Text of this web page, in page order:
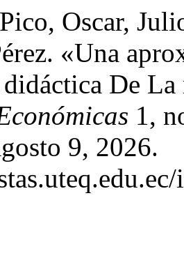
Oscar,
«Una
De
1,
9, 2026.